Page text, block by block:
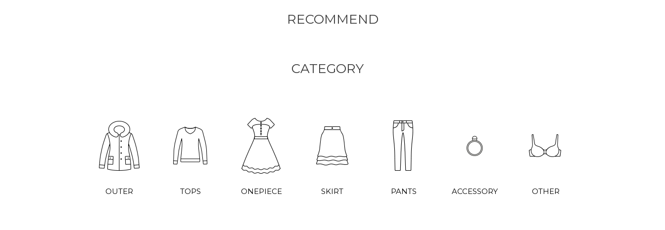
RECOMMEND
CATEGORY
OUTER TOPS ONEPIECE SKIRT PANTS ACCESSORY OTHER